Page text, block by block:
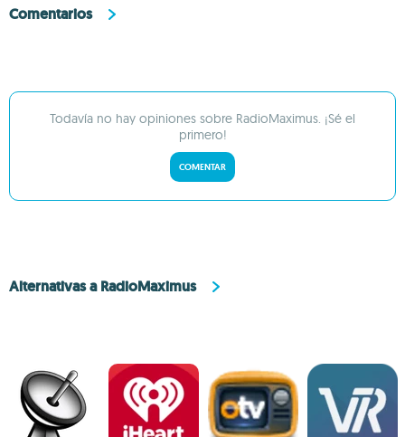
Comentarios
Todavía no hay opiniones sobre RadioMaximus. ¡Sé el
primero!
COMENTAR
Alternativas a RadioMaximus